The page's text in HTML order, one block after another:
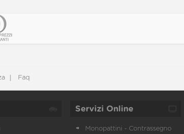
Faq
Servizi Online
Monopattini - Contrassegno